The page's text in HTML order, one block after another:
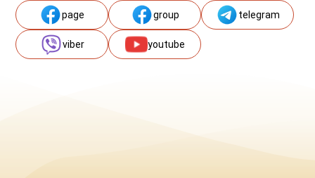
page group telegram
viber youtube